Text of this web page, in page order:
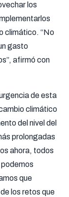
los
climático. “No
gasto
afirmó con
de esta
climático
del nivel del
prolongadas
ahora, todos
que
los retos que